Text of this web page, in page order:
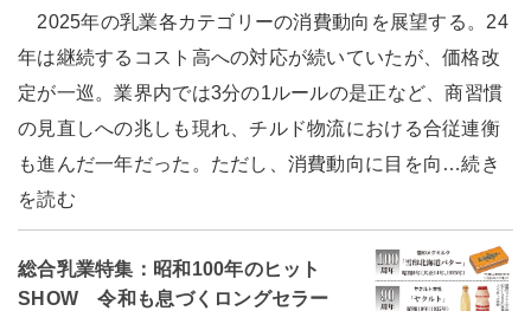
2025年の乳業各カテゴリーの消費動向を展望する。24
年は継続するコスト高への対応が続いていたが、価格改
定が一巡。業界内では3分の1ルールの是正など、商習慣
の見直しへの兆しも現れ、チルド物流における合従連衡
も進んだ一年だった。ただし、消費動向に目を向…続き
を読む
総合乳業特集：昭和100年のヒット
SHOW 令和も息づくロングセラー